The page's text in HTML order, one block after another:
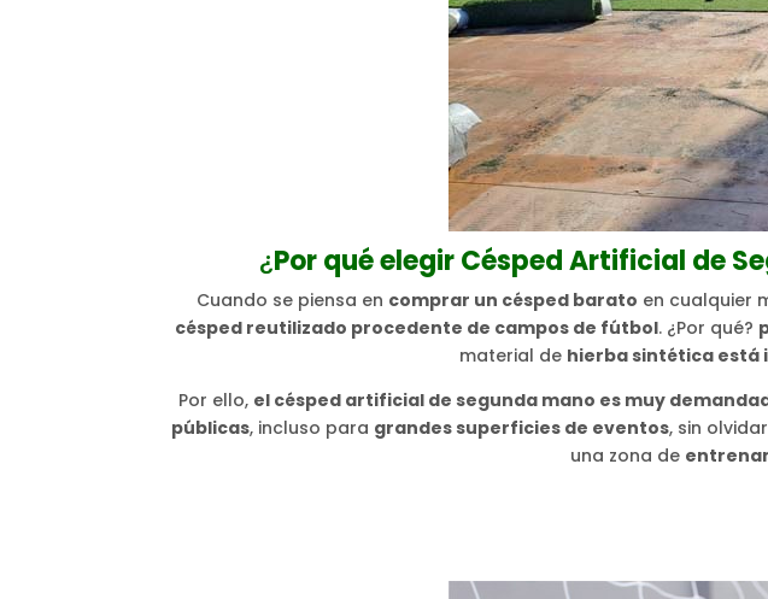
¿Por qué elegir Césped Artificial de
Cuando se piensa en comprar un césped barato en cualquier
césped reutilizado procedente de campos de fútbol. ¿Por qué?
material de hierba sintética está
Por ello, el césped artificial de segunda mano es muy
públicas, incluso para grandes superficies de eventos, sin
una zona de